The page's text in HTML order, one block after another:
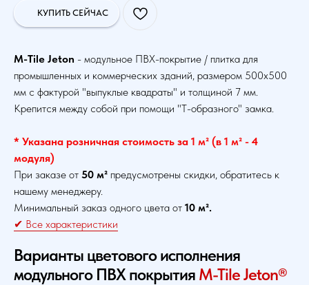
КУПИТЬ СЕЙЧАС
M-Tile Jeton - модульное ПВХ-покрытие / плитка для
промышленных и коммерческих зданий, размером 500х500
мм с фактурой "выпуклые квадраты" и толщиной 7 мм.
Крепится между собой при помощи "Т-образного" замка.
* Указана розничная стоимость за 1 м² (в 1 м² - 4
модуля)
При заказе от 50 м² предусмотрены скидки, обратитесь к
нашему менеджеру.
Минимальный заказ одного цвета от 10 м².
✔ Все характеристики
Варианты цветового исполнения
модульного ПВХ покрытия M-Tile Jeton®